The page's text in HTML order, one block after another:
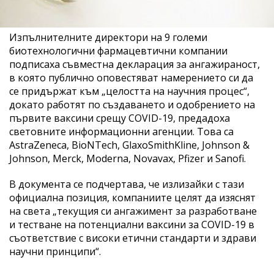
Изпълнителните директори на 9 големи
биотехнологични фармацевтични компании
подписаха съвместна декларация за ангажираност,
в която публично оповестяват намерението си да
се придържат към „целостта на научния процес“,
докато работят по създаването и одобрението на
първите ваксини срещу COVID-19, предадоха
световните информационни агенции. Това са
AstraZeneca, BioNTech, GlaxoSmithKline, Johnson &
Johnson, Merck, Moderna, Novavax, Pfizer и Sanofi.
В документа се подчертава, че излизайки с тази
официална позиция, компаниите целят да изяснят
на света „текущия си ангажимент за разработване
и тестване на потенциални ваксини за COVID-19 в
съответствие с високи етични стандарти и здрави
научни принципи“.